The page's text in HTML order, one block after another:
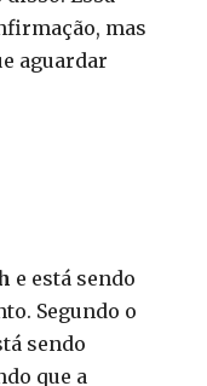
mas
aguardar
e está sendo
Segundo o
sendo
que a